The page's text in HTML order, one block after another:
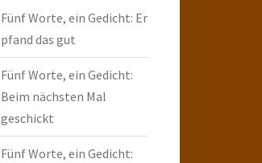
Fünf Worte, ein Gedicht: Er
pfand das gut
Fünf Worte, ein Gedicht:
Beim nächsten Mal
geschickt
Fünf Worte, ein Gedicht: